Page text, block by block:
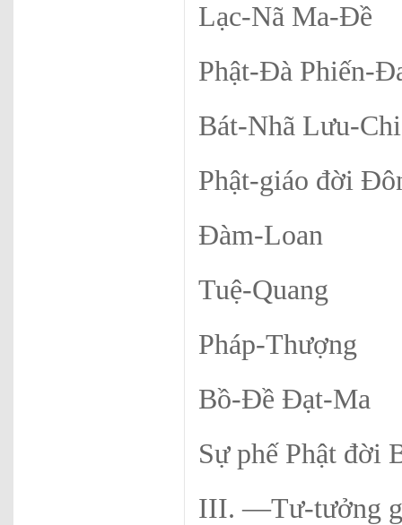
Lạc-Nã Ma-Đề
Phật-Đà Phiến-
Bát-Nhã Lưu-Chi
Phật-giáo đời
Đàm-Loan
Tuệ-Quang
Pháp-Thượng
Bồ-Đề Đạt-Ma
Sự phế Phật
III. —Tư-tưởng